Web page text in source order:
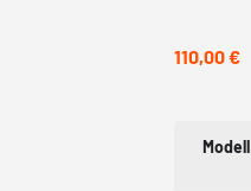
110,00 €
Modell